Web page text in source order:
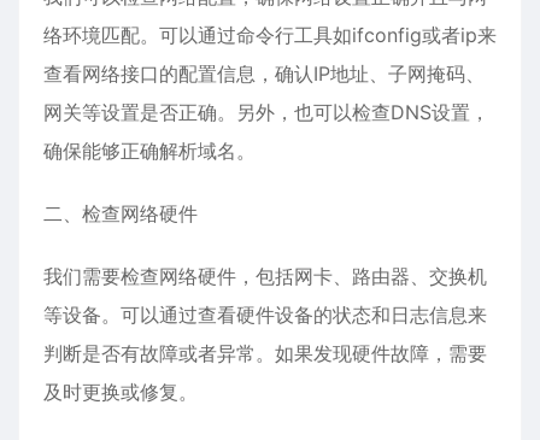
络环境匹配。可以通过命令行工具如ifconfig或者ip来
查看网络接口的配置信息，确认IP地址、子网掩码、
网关等设置是否正确。另外，也可以检查DNS设置，
确保能够正确解析域名。
二、检查网络硬件
我们需要检查网络硬件，包括网卡、路由器、交换机
等设备。可以通过查看硬件设备的状态和日志信息来
判断是否有故障或者异常。如果发现硬件故障，需要
及时更换或修复。